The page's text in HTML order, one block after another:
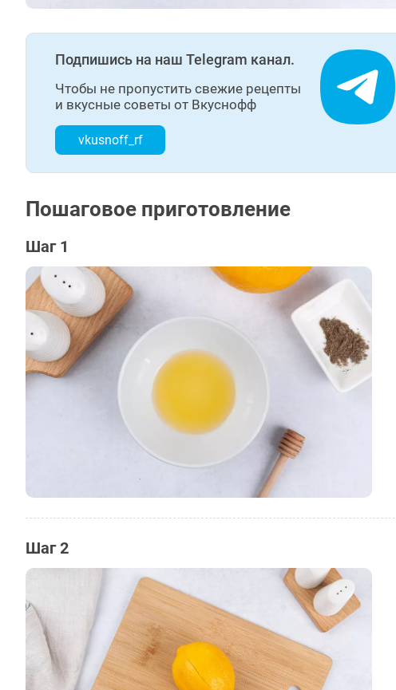
Подпишись на наш Telegram канал.
Чтобы не пропустить свежие рецепты
и вкусные советы от Вкуснофф
vkusnoff_rf
Пошаговое приготовление
Шаг 1
Шаг 2